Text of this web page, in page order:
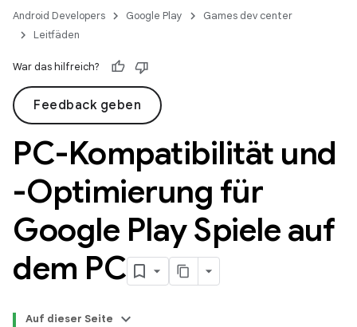
Android Developers Google Play
Games dev center
Leitfäden
War das hilfreich?
Feedback geben
PC-Kompatibilität und
-Optimierung für
Google Play Spiele auf
dem PC
Auf dieser Seite